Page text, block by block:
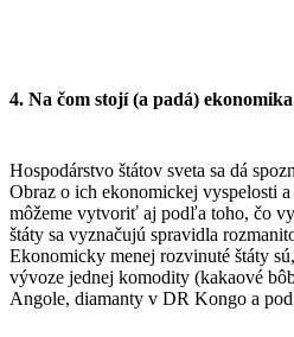
4. Na čom stojí (a padá)
Hospodárstvo štátov sveta sa dá
Obraz o ich ekonomickej vyspelosti
môžeme vytvoriť aj podľa toho, čo
štáty sa vyznačujú spravidla
Ekonomicky menej rozvinuté štáty
vývoze jednej komodity (kakaové
Angole, diamanty v DR Kongo a